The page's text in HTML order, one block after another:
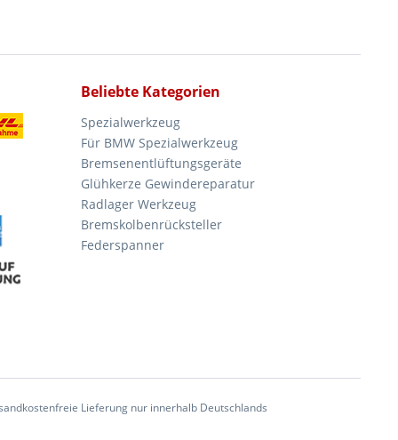
Beliebte Kategorien
Spezialwerkzeug
Für BMW Spezialwerkzeug
Bremsenentlüftungsgeräte
Glühkerze Gewindereparatur
Radlager Werkzeug
Bremskolbenrücksteller
Federspanner
Lieferung nur innerhalb Deutschlands